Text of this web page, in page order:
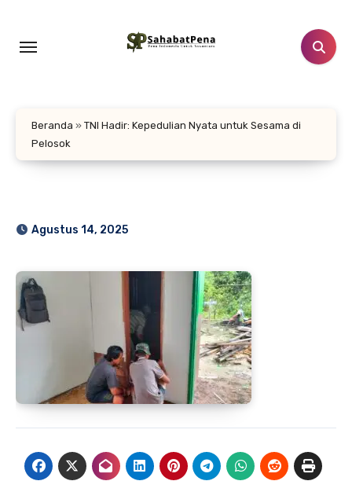
konten
Beranda » TNI Hadir: Kepedulian Nyata untuk Sesama di
Pelosok
Agustus 14, 2025